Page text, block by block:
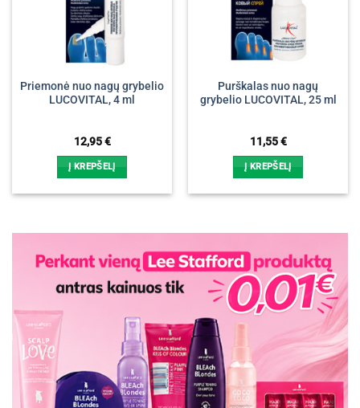
Priemonė nuo nagų grybelio
LUCOVITAL, 4 ml
12,95€
Į KREPŠELĮ
Purškalas nuo nagų
grybelio LUCOVITAL, 25 ml
11,55€
Į KREPŠELĮ